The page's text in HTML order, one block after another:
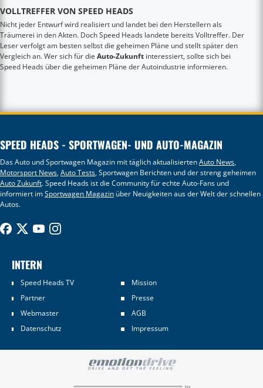
VOLLTREFFER VON SPEED HEADS
Nicht jeder Entwurf wird realisiert und landet bei den Herstellern als
Träumerei in den Akten. Doch Speed Heads landete bereits Volltreffer. Der
Leser verfolgt am besten selbst die geheimen Pläne und stellt später den
Vergleich an. Wer sich für die Auto-Zukunft interessiert, sollte sich bei
Speed Heads über die geheimen Pläne der Autoindustrie informieren.
SPEED HEADS - SPORTWAGEN- UND AUTO-MAGAZIN
Das Auto und Sportwagen Magazin mit täglich aktualisiertenAuto News,
Motorsport News,Auto Tests, Sportwagen Berichten und der streng geheimen
Auto Zukunft. Speed Heads ist die Community für echte Auto-Fans und
informiert imSportwagen Magazin über Neuigkeiten aus der Welt der schnellen
Autos.
INTERN
Speed Heads TV
Mission
Partner
Presse
Webmaster
AGB
Datenschutz
Impressum